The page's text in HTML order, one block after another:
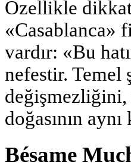
Özellikle dikkat
«Casablanca»
vardır: «Bu
nefestir. Temel
değişmezliğini,
doğasının aynı
Bésame